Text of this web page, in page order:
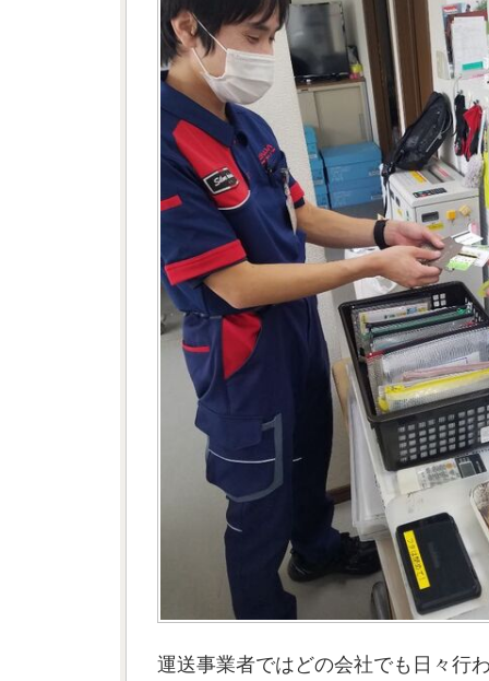
運送事業者ではどの会社でも日々行